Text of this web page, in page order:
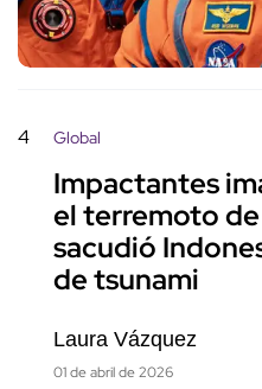
4 Global
Impactantes
el terremoto
sacudió
de tsunami
Laura Vázquez
01 de abril de 2026